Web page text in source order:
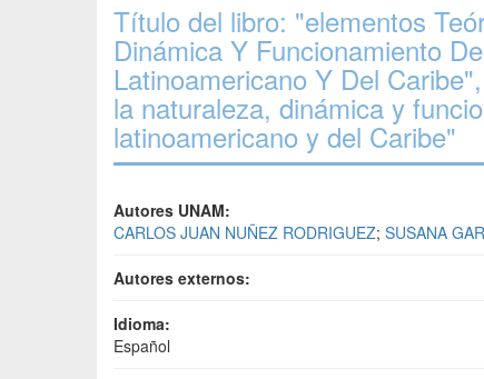
Título del libro: "elementos
Dinámica Y Funcionamiento
Latinoamericano Y Del
la naturaleza, dinámica y
latinoamericano y del Caribe"
Autores UNAM:
CARLOS JUAN NUÑEZ RODRIGUEZ; SUSANA
Autores externos:
Idioma:
Español